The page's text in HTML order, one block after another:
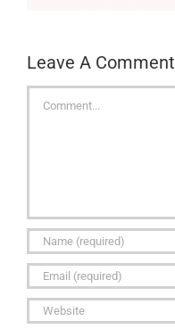
Leave A Comment
Comment